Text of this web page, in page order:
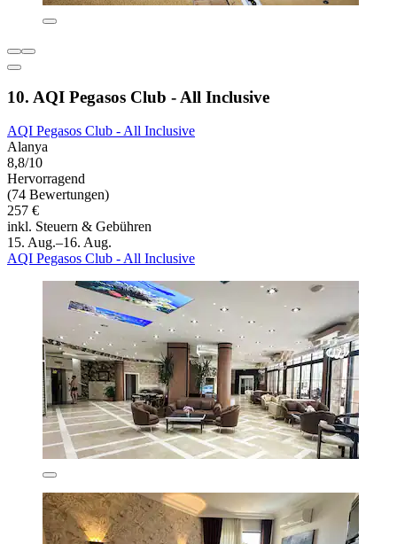
10. AQI Pegasos Club - All Inclusive
AQI Pegasos Club - All Inclusive
Alanya
8,8/10
Hervorragend
(74 Bewertungen)
257 €
inkl. Steuern & Gebühren
15. Aug.–16. Aug.
AQI Pegasos Club - All Inclusive